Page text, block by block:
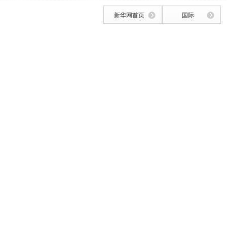
新华网首页 国际